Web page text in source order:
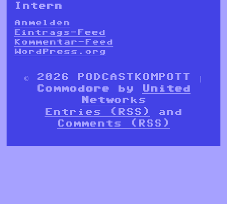
Intern
Anmelden
Eintrags-Feed
Kommentar-Feed
WordPress.org
© 2026 PODCASTKOMPOTT |
Commodore by
United
Networks
Entries (RSS)
and
Comments (RSS)